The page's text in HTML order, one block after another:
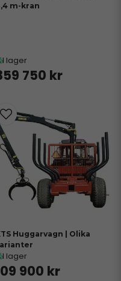
m-kran
I lager
750 kr
Huggarvagn | Olika
I lager
900 kr